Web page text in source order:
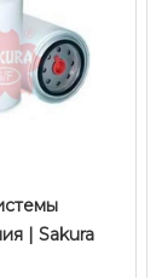
| Sakura